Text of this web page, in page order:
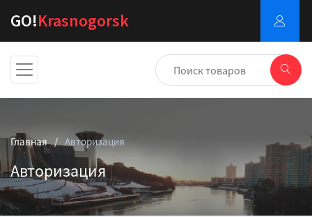
GO!Krasnogorsk
Главная Авторизация
Авторизация